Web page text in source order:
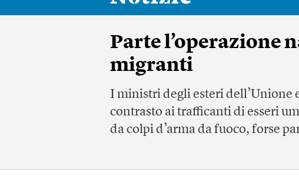
Parte l’operazione
migranti
I ministri degli esteri dell’Unione
contrasto ai trafficanti di esseri
da colpi d’arma da fuoco, forse